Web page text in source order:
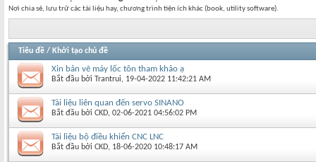
Nơi chia sẻ, lưu trữ các tài liệu hay, chương trình tiện ích khác (book, utility software).
Tiêu đề / Khởi tạo chủ đề
Xin bản vẽ máy lốc tôn tham khảo ạ
Bắt đầu bởi Trantrui‎, 19-04-2022 11:42:21 AM
Tài liệu liên quan đến servo SINANO
Bắt đầu bởi CKD‎, 02-06-2021 04:56:02 PM
Tài liệu bộ điều khiển CNC LNC
Bắt đầu bởi CKD‎, 18-06-2020 10:48:17 AM